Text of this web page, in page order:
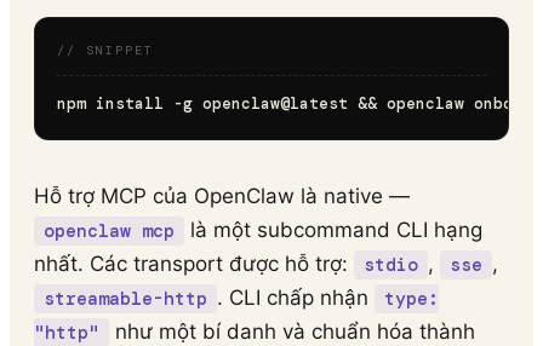
Hỗ trợ MCP của OpenClaw là native —
openclaw mcp
là một subcommand CLI hạng
nhất. Các transport được hỗ trợ:
stdio , sse ,
streamable-http . CLI chấp nhận
type:
"http"
như một bí danh và chuẩn hóa thành